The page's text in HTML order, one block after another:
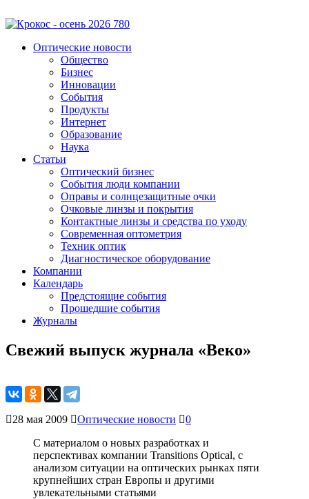
Оптические новости
Общество
Бизнес
Инновации
События
Продукты
Интернет
Образование
Наука
Статьи
Оптический бизнес
События люди компании
Оправы и солнцезащитные очки
Очковые линзы и покрытия
Контактные линзы и средства по уходу
Современная оптометрия
Техник оптик
Диагностическое оборудование
Компании
Календарь
Предстоящие события
Прошедшие события
Журналы
Свежий выпуск журнала «Веко»
28 мая 2009 Оптические новости
0
С материалом о новых разработках и
перспективах компании Transitions Optical, с
анализом ситуации на оптических рынках пяти
крупнейших стран Европы и другими
увлекательными статьями